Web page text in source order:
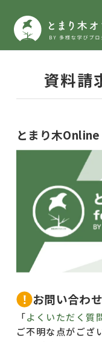
資料請
とまり木
お問い合わ
「よくいただく質
ご不明な点がござ